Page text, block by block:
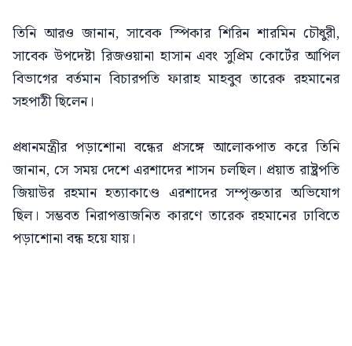
তিনি আরও জানান, সাবেক স্পিকার শিরিন শারমিন চৌধুরী,
সাবেক উপদেষ্টা রিজওয়ানা হাসান এবং সুপ্রিম কোর্টের আপিল
বিভাগের বর্তমান বিচারপতি ফারাহ মাহবুব তারেক রহমানের
সহপাঠী ছিলেন।
প্রধানমন্ত্রীর পড়াশোনা বন্ধের প্রসঙ্গে আলোকপাত করে তিনি
জানান, সে সময় দেশে এরশাদের শাসন চলছিল। প্রয়াত রাষ্ট্রপতি
জিয়াউর রহমান হত্যাকাণ্ডে এরশাদের সম্পৃক্ততার অভিযোগ
ছিল। সম্ভবত নিরাপত্তাজনিত কারণে তারেক রহমানের ঢাবিতে
পড়াশোনা বন্ধ হয়ে যায়।